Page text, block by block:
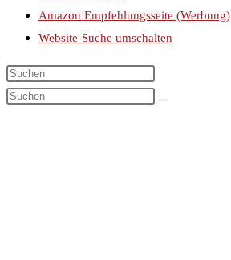
Amazon Empfehlungsseite (Werbung)
Website-Suche umschalten